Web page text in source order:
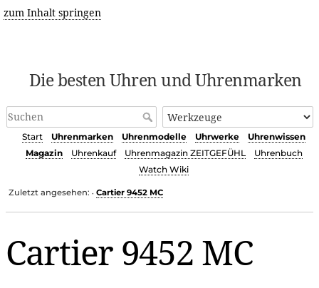
zum Inhalt springen
Die besten Uhren und Uhrenmarken
Start Uhrenmarken Uhrenmodelle Uhrwerke
Uhrenwissen
Magazin
Uhrenkauf Uhrenmagazin ZEITGEFÜHL
Uhrenbuch
Watch Wiki
Zuletzt angesehen: • Cartier 9452 MC
Cartier 9452 MC